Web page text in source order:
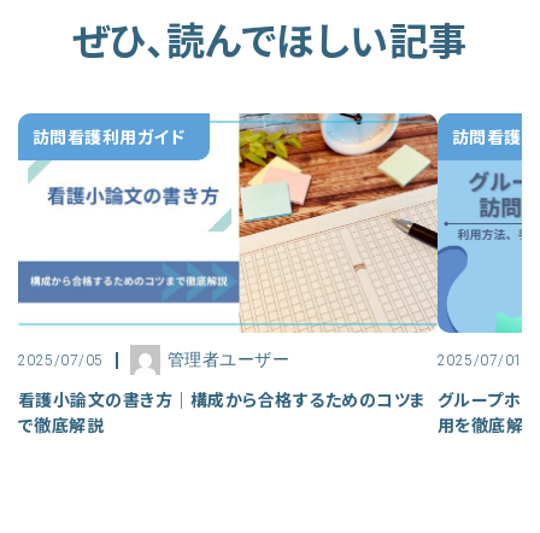
ぜひ、読んでほしい記事
訪問看護利用ガイド
2025/07/05 管理者ユーザー
看護小論文の書き方｜構成から合格するためのコツま
で徹底解説
訪問看護
2025/07/01
グループホー
用を徹底解説